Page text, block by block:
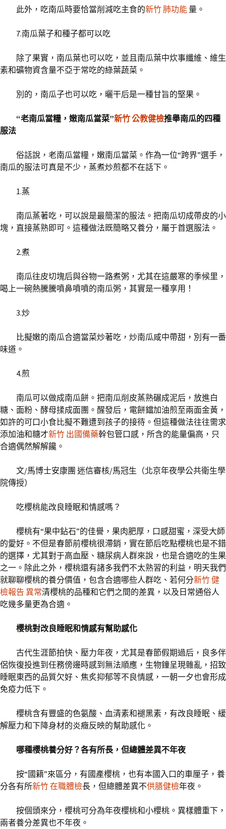
此外，吃南瓜時要恰當削減吃主食的新竹 肺功能 量。
7.南瓜葉子和種子都可以吃
除了果實，南瓜葉也可以吃，並且南瓜葉中炊事纖維、維生
素和礦物資含量不亞于常吃的綠葉蔬菜。
別的，南瓜子也可以吃，曬干后是一種甘旨的堅果。
“老南瓜當糧，嫩南瓜當菜”新竹 公教健檢推舉南瓜的四種
服法
俗話說，老南瓜當糧，嫩南瓜當菜。作為一位“跨界”選手，
南瓜的服法可真是不少，蒸煮炒煎都不在話下。
1.蒸
南瓜蒸著吃，可以說是最簡潔的服法。把南瓜切成帶皮的小
塊，直接蒸熟即可。這種做法既簡略又養分，屬于首選服法。
2.煮
南瓜往皮切塊后與谷物一路煮粥，尤其在這嚴寒的季候里，
喝上一碗熱騰騰噴鼻噴噴的南瓜粥，其實是一種享用！
3.炒
比擬嫩的南瓜合適當菜炒著吃，炒南瓜咸中帶甜，別有一番
味道。
4.煎
南瓜可以做成南瓜餅。把南瓜削皮蒸熟碾成泥后，放進白
糖、面粉、酵母揉成面團。醒發后，電餅鐺加油煎至兩面金黃，
如許的可口小食比擬不難遭到孩子的接待。但這種做法往往需求
添加油和糖才新竹 出國備藥幹包管口感，所含的能量偏高，只
合適偶然解解饞。
文/馬博士安康團 迷信審核/馬冠生（北京年夜學公共衛生學
院傳授）
吃櫻桃能改良睡眠和情感嗎？
櫻桃有“果中鉆石”的佳譽，果肉肥厚，口感甜蜜，深受大師
的愛好。不但是春節前櫻桃很滯銷，實在節后吃點櫻桃也是不錯
的選擇，尤其對于高血壓、糖尿病人群來說，也是合適吃的生果
之一。除此之外，櫻桃還有諸多我們不太熟習的利益，明天我們
就聊聊櫻桃的養分價值，包含合適哪些人群吃、若何分新竹 健
檢報告 異常清櫻桃的品種和它們之間的差異，以及日常通俗人
吃幾多量更為合適。
櫻桃對改良睡眠和情感有幫助感化
古代生涯節拍快、壓力年夜，尤其是春節假期過后，良多伴
侶恢復投進到任務傍邊時感到無法順應，生物鐘呈現雜亂，招致
睡眠東西的品質欠好、焦炙抑郁等不良情感，一朝一夕也會形成
免疫力低下。
櫻桃含有豐盛的色氨酸、血清素和褪黑素，有改良睡眠、緩
解壓力和下降身材的炎癥反映的幫助感化。
哪種櫻桃養分好？各有所長，但總體差異不年夜
按“國籍”來區分，有國產櫻桃，也有本國入口的車厘子，養
分各有所新竹 在職體檢長，但總體差異不供膳健檢年夜。
按個頭來分，櫻桃可分為年夜櫻桃和小櫻桃。異樣體重下，
兩者養分差異也不年夜。